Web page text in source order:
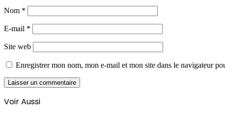
Nom *
E-mail *
Site web
Enregistrer mon nom, mon e-mail et mon site dans le navigateur
Voir Aussi